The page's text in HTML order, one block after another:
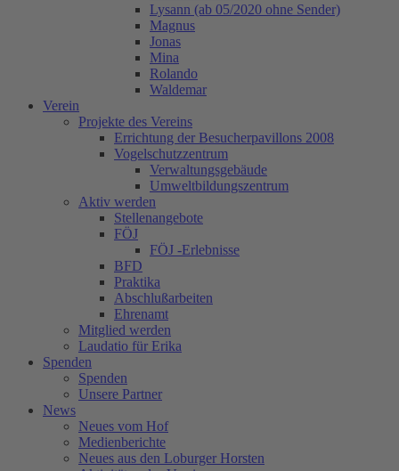
Lysann (ab 05/2020 ohne Sender)
Magnus
Jonas
Mina
Rolando
Waldemar
Verein
Projekte des Vereins
Errichtung der Besucherpavillons 2008
Vogelschutzzentrum
Verwaltungsgebäude
Umweltbildungszentrum
Aktiv werden
Stellenangebote
FÖJ
FÖJ -Erlebnisse
BFD
Praktika
Abschlußarbeiten
Ehrenamt
Mitglied werden
Laudatio für Erika
Spenden
Spenden
Unsere Partner
News
Neues vom Hof
Medienberichte
Neues aus den Loburger Horsten